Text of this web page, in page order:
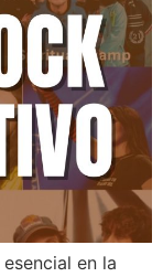
en la